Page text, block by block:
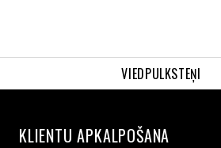
VIEDPULKSTEŅI
KLIENTU APKALPOŠANA